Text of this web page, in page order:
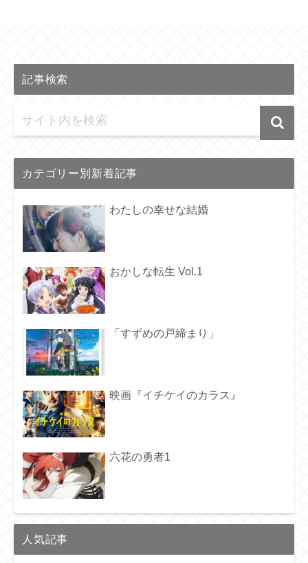
記事検索
カテゴリー別新着記事
わたしの幸せな結婚
おかしな転生 Vol.1
「すずめの戸締まり」
映画『イチケイのカラス』
六花の勇者1
人気記事